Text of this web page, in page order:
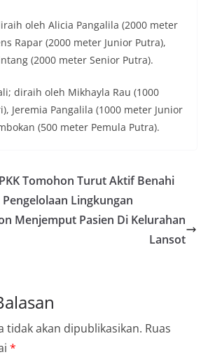
oleh Alicia Pangalila (2000 meter
Rapar (2000 meter Junior Putra),
(2000 meter Senior Putra).
diraih oleh Mikhayla Rau (1000
Jeremia Pangalila (1000 meter Junior
(500 meter Pemula Putra).
Tomohon Turut Aktif Benahi
Lingkungan
Menjemput Pasien Di Kelurahan
Lansot
tidak akan dipublikasikan. Ruas
*